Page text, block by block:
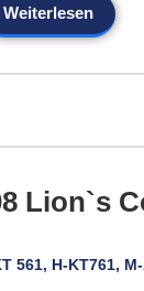
Weiterlesen
Lion`s
561, H-KT761,